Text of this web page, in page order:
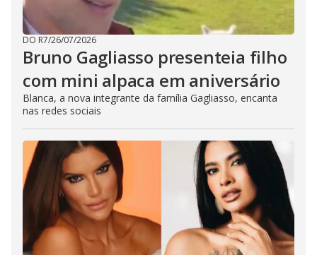
DO R7/26/07/2026
Bruno Gagliasso presenteia filho
com mini alpaca em aniversário
Blanca, a nova integrante da família Gagliasso, encanta
nas redes sociais